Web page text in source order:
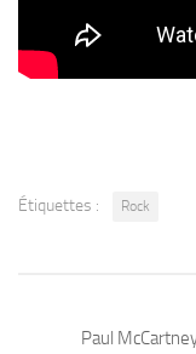
Étiquettes : Rock
Paul